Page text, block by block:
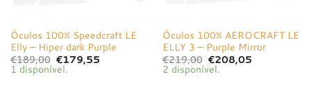
Óculos 100% Speedcraft LE
Elly – Hiper dark Purple
€189,00 O
preço
original
€179,55O
1 disponível.
Óculos 100% AEROCRAFT LE
ELLY 3 – Purple Mirror
€219,00 O
preço
original
€208,05O
2 disponível.